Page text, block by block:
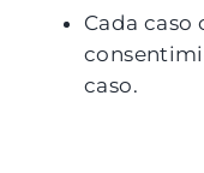
Cada
caso.